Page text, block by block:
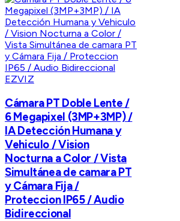
EZVIZ
Cámara PT Doble Lente /
6 Megapixel (3MP+3MP) /
IA Detección Humana y
Vehiculo / Vision
Nocturna a Color / Vista
Simultánea de camara PT
y Cámara Fija /
Proteccion IP65 / Audio
Bidireccional